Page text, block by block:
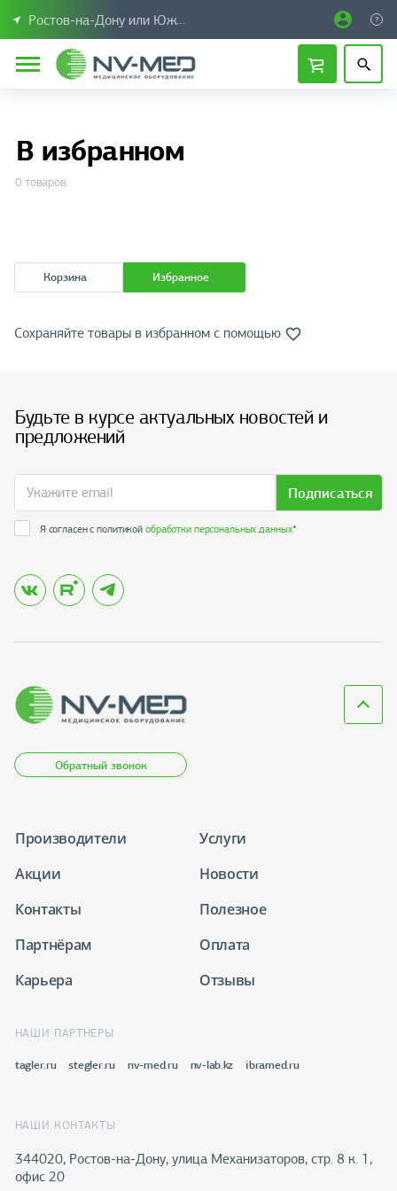
Ростов-на-Дону или Южный Федеральный округ
В избранном
0 товаров
Корзина Избранное
Сохраняйте товары в избранном с помощью
Будьте в курсе актуальных новостей и
предложений
Подписаться
Я согласен с политикойобработки персональных данных*
Обратный звонок
Производители
Услуги
Акции
Новости
Контакты
Полезное
Партнёрам
Оплата
Карьера
Отзывы
НАШИ ПАРТНЕРЫ
tagler.ru stegler.ru nv-med.ru nv-lab.kz ibramed.ru
НАШИ КОНТАКТЫ
344020, Ростов-на-Дону​, улица Механизаторов, стр. 8 к. 1,
офис 20